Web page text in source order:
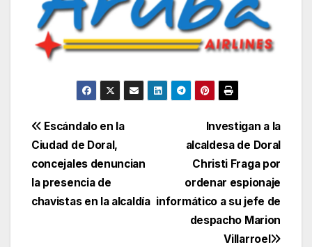
Navegación
de
entradas
Investigan a la
alcaldesa de Doral
Christi Fraga por
ordenar espionaje
informático a su jefe de
despacho Marion
Villarroel
Escándalo en la
Ciudad de Doral,
concejales denuncian
la presencia de
chavistas en la alcaldía